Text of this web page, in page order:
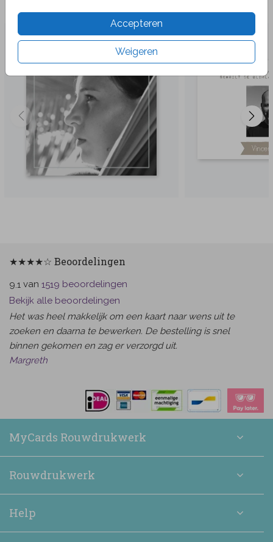
Accepteren
Weigeren
Veel gekozen producten
★★★★☆ Beoordelingen
9.1 van 1519 beoordelingen
Bekijk alle beoordelingen
Het was heel makkelijk om een kaart naar wens uit te
zoeken en daarna te bewerken. De bestelling is snel
binnen gekomen en zag er verzorgd uit.
Margreth
MyCards Rouwdrukwerk
Rouwdrukwerk
Help